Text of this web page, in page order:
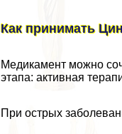
Как принимать
Медикамент можно
этапа: активная
При острых